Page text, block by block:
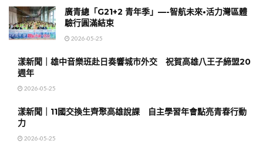
廣青總「G21+2 青年季」—-智航未來•活力灣區體
驗行圓滿結束
2026-05-25
漾新聞｜雄中音樂班赴日奏響城市外交 祝賀高雄八王子締盟20
週年
2026-05-25
漾新聞｜11國交換生齊聚高雄說課 自主學習年會點亮青春行動
力
2026-05-25